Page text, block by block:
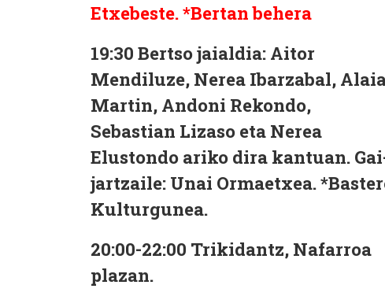
Etxebeste.*Bertan behera
19:30 Bertso jaialdia: Aitor
Mendiluze, Nerea Ibarzabal,
Martin, Andoni Rekondo,
Sebastian Lizaso eta Nerea
Elustondo ariko dira kantuan.
jartzaile: Unai Ormaetxea.
Kulturgunea.
20:00-22:00 Trikidantz, Nafarroa
plazan.